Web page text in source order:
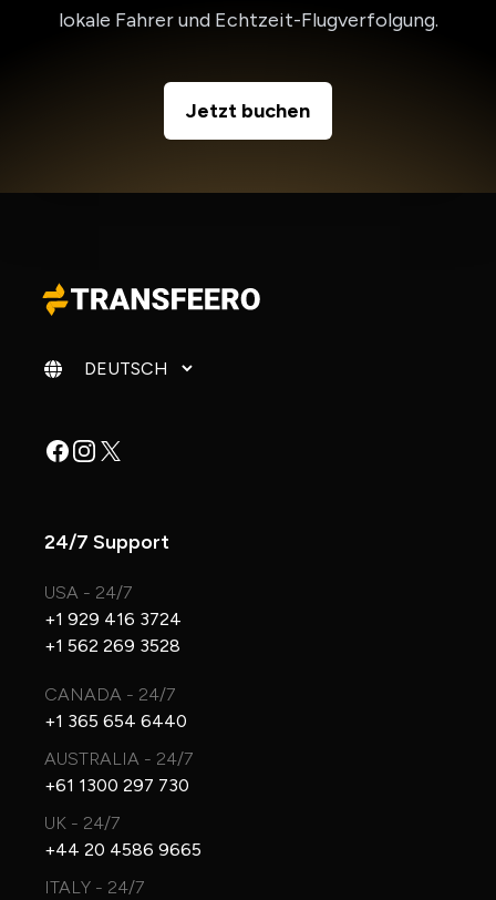
lokale Fahrer und Echtzeit-Flugverfolgung.
Jetzt buchen
Sprache ändern
Facebook
Instagram
X
24/7 Support
USA - 24/7
+1 929 416 3724
+1 562 269 3528
CANADA - 24/7
+1 365 654 6440
AUSTRALIA - 24/7
+61 1300 297 730
UK - 24/7
+44 20 4586 9665
ITALY - 24/7